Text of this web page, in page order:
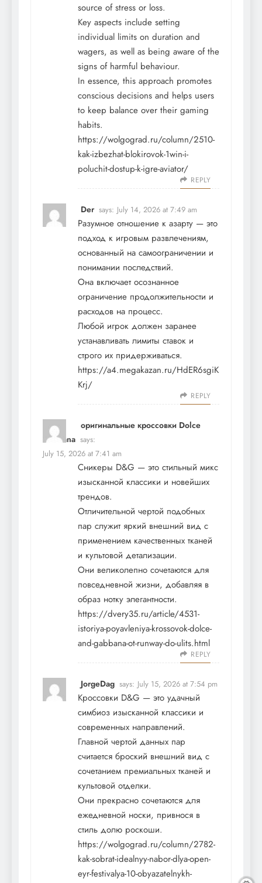
source of stress or loss.
Key aspects include setting
individual limits on duration and
wagers, as well as being aware of the
signs of harmful behaviour.
In essence, this approach promotes
conscious decisions and helps users
to keep balance over their gaming
habits.
https://wolgograd.ru/column/2510-
kak-izbezhat-blokirovok-1win-i-
poluchit-dostup-k-igre-aviator/
REPLY
Der says: July 14, 2026 at 7:49 am
Разумное отношение к азарту — это
подход к игровым развлечениям,
основанный на самоограничении и
понимании последствий.
Она включает осознанное
ограничение продолжительности и
расходов на процесс.
Любой игрок должен заранее
устанавливать лимиты ставок и
строго их придерживаться.
https://a4.megakazan.ru/HdER6sgiK
Krj/
REPLY
оригинальные кроссовки Dolce
Gabbana says:
July 15, 2026 at 7:41 am
Сникеры D&G — это стильный микс
изысканной классики и новейших
трендов.
Отличительной чертой подобных
пар служит яркий внешний вид с
применением качественных тканей
и культовой детализации.
Они великолепно сочетаются для
повседневной жизни, добавляя в
образ нотку элегантности.
https://dvery35.ru/article/4531-
istoriya-poyavleniya-krossovok-dolce-
and-gabbana-ot-runway-do-ulits.html
REPLY
JorgeDag says: July 15, 2026 at 7:54 pm
Кроссовки D&G — это удачный
симбиоз изысканной классики и
современных направлений.
Главной чертой данных пар
считается броский внешний вид с
сочетанием премиальных тканей и
культовой отделки.
Они прекрасно сочетаются для
ежедневной носки, привнося в
стиль долю роскоши.
https://wolgograd.ru/column/2782-
kak-sobrat-idealnyy-nabor-dlya-open-
eyr-festivalya-10-obyazatelnykh-